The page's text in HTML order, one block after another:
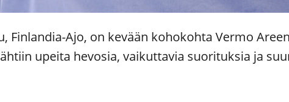
Finlandia-Ajo, on kevään kohokohta Vermo
upeita hevosia, vaikuttavia suorituksia ja